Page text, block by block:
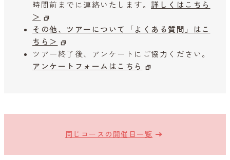
時間前までに連絡いたします。 詳しくはこちら
＞
その他、ツアーについて「よくある質問」はこ
ちら＞
ツアー終了後、アンケートにご協力ください。
アンケートフォームはこちら
同じコースの開催日一覧